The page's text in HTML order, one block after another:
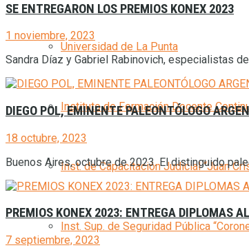
Universidad de La Punta
Instituto de Formación Docente
Inst. de Capacitación Judicial “Juan
Inst. Sup. de Seguridad Pública
SE ENTREGARON LOS PREMIOS KONEX 2023
1 noviembre, 2023
Sandra Díaz y Gabriel Rabinovich, especialistas
DIEGO POL, EMINENTE PALEONTÓLOGO
18 octubre, 2023
Buenos Aires, octubre de 2023. El distinguido
PREMIOS KONEX 2023: ENTREGA DIPLOMAS
7 septiembre, 2023